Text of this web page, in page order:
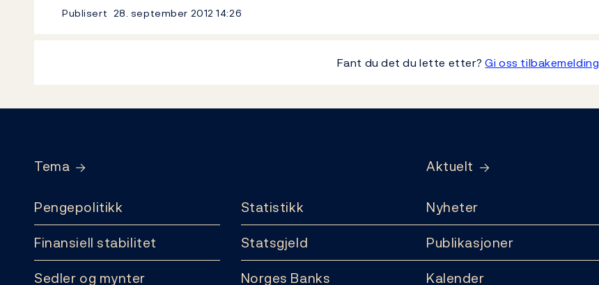
Publisert 28. september 201214:26
Fant du det du lette etter?Gi oss tilbakemelding
Tema
Pengepolitikk
Finansiell stabilitet
Sedler og mynter
Statistikk
Statsgjeld
Norges Banks
Aktuelt
Nyheter
Publikasjoner
Kalender